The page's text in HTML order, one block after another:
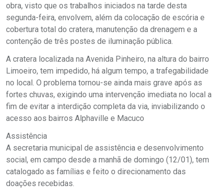
obra, visto que os trabalhos iniciados na tarde desta
segunda-feira, envolvem, além da colocação de escória e
cobertura total do cratera, manutenção da drenagem e a
contenção de três postes de iluminação pública.
A cratera localizada na Avenida Pinheiro, na altura do bairro
Limoeiro, tem impedido, há algum tempo, a trafegabilidade
no local. O problema tornou-se ainda mais grave após as
fortes chuvas, exigindo uma intervenção imediata no local a
fim de evitar a interdição completa da via, inviabilizando o
acesso aos bairros Alphaville e Macuco
Assistência
A secretaria municipal de assistência e desenvolvimento
social, em campo desde a manhã de domingo (12/01), tem
catalogado as famílias e feito o direcionamento das
doações recebidas.